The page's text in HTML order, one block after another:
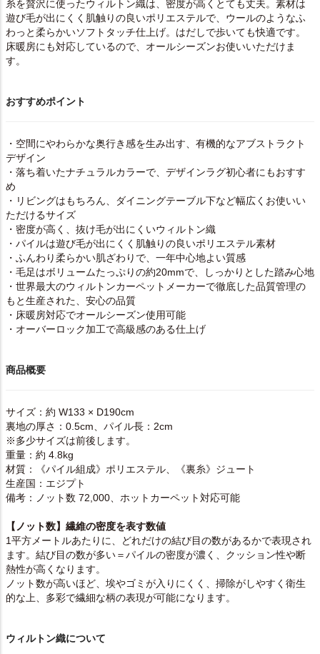
糸を贅沢に使ったウィルトン織は、密度が高くとても丈夫。素材は
遊び毛が出にくく肌触りの良いポリエステルで、ウールのようなふ
わっと柔らかいソフトタッチ仕上げ。はだしで歩いても快適です。
床暖房にも対応しているので、オールシーズンお使いいただけま
す。
おすすめポイント
・空間にやわらかな奥行き感を生み出す、有機的なアブストラクト
デザイン
・落ち着いたナチュラルカラーで、デザインラグ初心者にもおすす
め
・リビングはもちろん、ダイニングテーブル下など幅広くお使いい
ただけるサイズ
・密度が高く、抜け毛が出にくいウィルトン織
・パイルは遊び毛が出にくく肌触りの良いポリエステル素材
・ふんわり柔らかい肌ざわりで、一年中心地よい質感
・毛足はボリュームたっぷりの約20mmで、しっかりとした踏み心地
・世界最大のウィルトンカーペットメーカーで徹底した品質管理の
もと生産された、安心の品質
・床暖房対応でオールシーズン使用可能
・オーバーロック加工で高級感のある仕上げ
商品概要
サイズ：約 W133 × D190cm
裏地の厚さ：0.5cm、パイル長：2cm
※多少サイズは前後します。
重量：約 4.8kg
材質：《パイル組成》ポリエステル、《裏糸》ジュート
生産国：エジプト
備考：ノット数 72,000、ホットカーペット対応可能
【ノット数】繊維の密度を表す数値
1平方メートルあたりに、どれだけの結び目の数があるかで表現され
ます。結び目の数が多い＝パイルの密度が濃く、クッション性や断
熱性が高くなります。
ノット数が高いほど、埃やゴミが入りにくく、掃除がしやすく衛生
的な上、多彩で繊細な柄の表現が可能になります。
ウィルトン織について